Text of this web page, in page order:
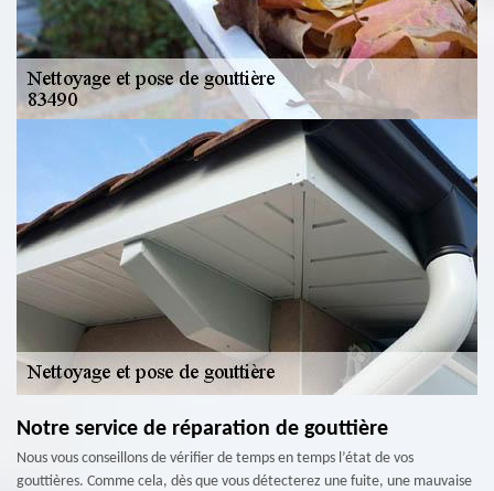
Notre service de réparation de gouttière
Nous vous conseillons de vérifier de temps en temps l’état de vos
gouttières. Comme cela, dès que vous détecterez une fuite, une mauvaise